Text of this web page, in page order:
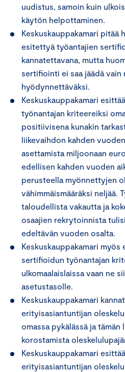
uudistus, samoin kuin
käytön helpottaminen.
Keskuskauppakamari pitää
esitettyä työantajien
kannatettavana, mutta
sertifiointi ei saa jäädä vain
hyödynnettäväksi.
Keskuskauppakamari
työnantajan kriteereiksi
positiivisena kunakin
liikevaihdon kahden
asettamista miljoonaan
edellisen kahden vuoden
perusteella myönnettyjen
vähimmäismääräksi neljää.
taloudellista vakautta ja
osaajien rekrytoinnista
edeltävän vuoden osalta.
Keskuskauppakamari myös
sertifioidun työnantajan
ulkomaalaislaissa vaan ne
asetustasolle.
Keskuskauppakamari
erityisasiantuntijan
omassa pykälässä ja
korostamista
Keskuskauppakamari
erityisasiantuntijan